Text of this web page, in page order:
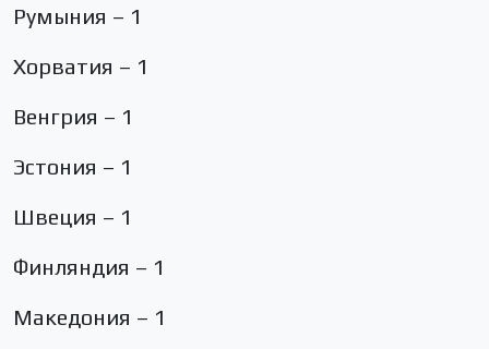
Румыния – 1
Хорватия – 1
Венгрия – 1
Эстония – 1
Швеция – 1
Финляндия – 1
Македония – 1